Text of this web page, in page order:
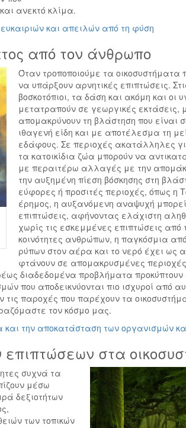
ανεκτό κλίμα.
και απειλών από τη φύση
από τον άνθρωπο
Όταν τροποποιούμε τα
να υπάρξουν αρνητικές επιπτώσεις.
βοσκοτόπιοι, τα δάση και ακόμη και οι
μετατραπούν σε γεωργικές εκτάσεις,
απομακρύνουν τη βλάστηση που είναι
ιθαγενή είδη και με αποτέλεσμα τη
εδάφους. Σε περιοχές ακατάλληλες
τα κατοικίδια ζώα μπορούν να
με περαιτέρω αλλαγές με την
την αυξημένη πίεση βόσκησης στη
εύφορες ή προσιτές περιοχές, όπως η
έρημος, η αυξανόμενη αναψυχή
επιπτώσεις, αφήνοντας ελάχιστη
χωρίς τις εσκεμμένες επιπτώσεις από
κοινότητες ανθρώπων, η παγκόσμια
ρύπων στον αέρα και το νερό έχει
φτάνουν σε απομακρυσμένες
διαδεδομένα προβλήματα προκύπτουν
που αποδεικνύονται πιο ισχυροί από
παροχές που παρέχουν τα
τον κόσμο μας.
την αποκατάσταση των οργανισμών
στα
συχνά τα
μέσω
δεξιοτήτων
των τοπικών